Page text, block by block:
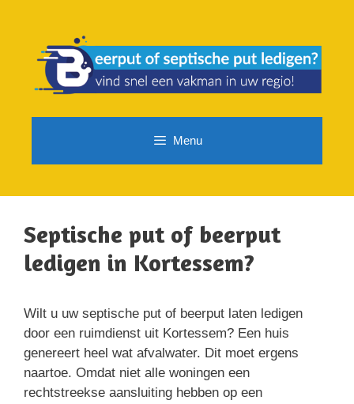
Menu
Septische put of beerput
ledigen in Kortessem?
Wilt u uw septische put of beerput laten ledigen
door een ruimdienst uit Kortessem? Een huis
genereert heel wat afvalwater. Dit moet ergens
naartoe. Omdat niet alle woningen een
rechtstreekse aansluiting hebben op een